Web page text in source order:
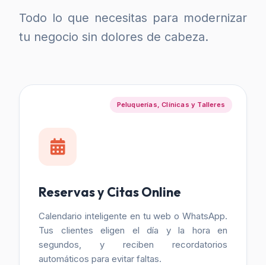
Todo lo que necesitas para modernizar
tu negocio sin dolores de cabeza.
Peluquerías, Clínicas y Talleres
Reservas y Citas Online
Calendario inteligente en tu web o WhatsApp.
Tus clientes eligen el día y la hora en
segundos, y reciben recordatorios
automáticos para evitar faltas.